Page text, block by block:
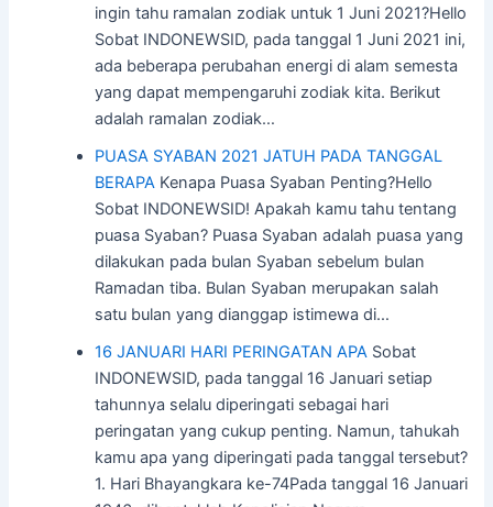
ingin tahu ramalan zodiak untuk 1 Juni 2021?Hello
Sobat INDONEWSID, pada tanggal 1 Juni 2021 ini,
ada beberapa perubahan energi di alam semesta
yang dapat mempengaruhi zodiak kita. Berikut
adalah ramalan zodiak…
PUASA SYABAN 2021 JATUH PADA TANGGAL
BERAPA Kenapa Puasa Syaban Penting?Hello
Sobat INDONEWSID! Apakah kamu tahu tentang
puasa Syaban? Puasa Syaban adalah puasa yang
dilakukan pada bulan Syaban sebelum bulan
Ramadan tiba. Bulan Syaban merupakan salah
satu bulan yang dianggap istimewa di…
16 JANUARI HARI PERINGATAN APA Sobat
INDONEWSID, pada tanggal 16 Januari setiap
tahunnya selalu diperingati sebagai hari
peringatan yang cukup penting. Namun, tahukah
kamu apa yang diperingati pada tanggal tersebut?
1. Hari Bhayangkara ke-74Pada tanggal 16 Januari